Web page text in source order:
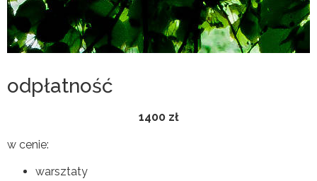
odpłatność
1400 zł
w cenie:
warsztaty